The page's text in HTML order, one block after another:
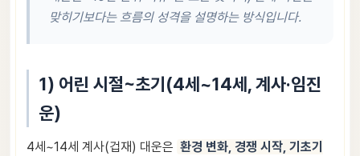
맞히기보다는 흐름의 성격을 설명하는 방식입니다.
1) 어린 시절~초기(4세~14세, 계사·임진
운)
4세~14세 계사(겁재) 대운은 환경 변화, 경쟁 시작, 기초기